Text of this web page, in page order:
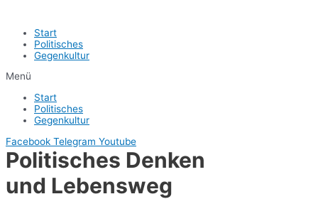
Start
Politisches
Gegenkultur
Menü
Start
Politisches
Gegenkultur
Facebook Telegram Youtube
Politisches Denken
und Lebensweg